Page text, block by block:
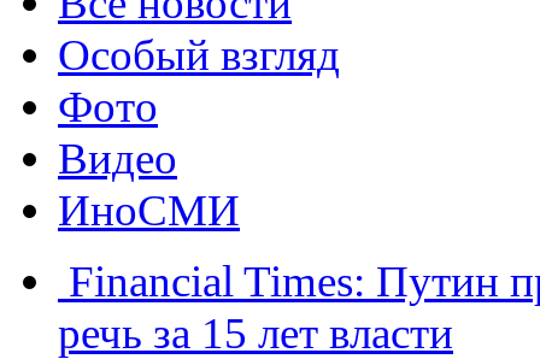
Особый взгляд
Фото
Видео
ИноСМИ
Financial Times: Путин
речь за 15 лет власти